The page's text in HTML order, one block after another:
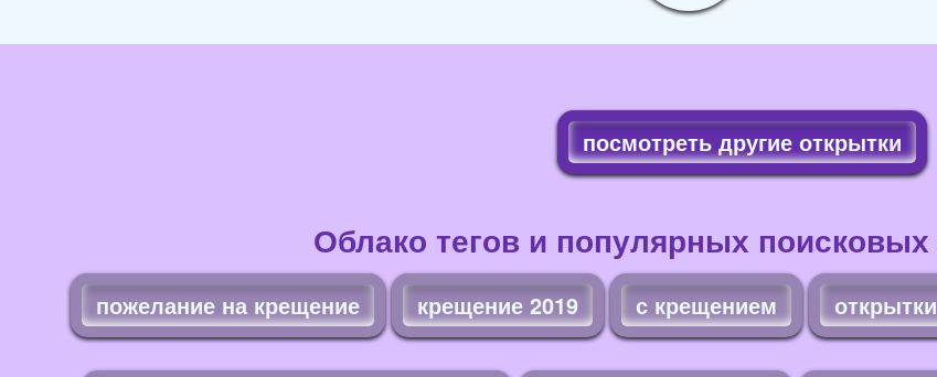
посмотреть другие открытки
Облако тегов и популярных
пожелание на крещение крещение 2019 с крещением